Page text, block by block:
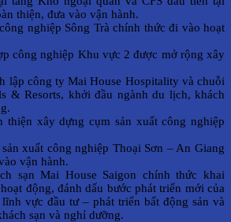
thiện, đưa vào vận hành.
nghiệp Sông Trà chính thức đi vào hoạt
công nghiệp Khu vực 2 được mở rộng xây
lập công ty Mai House Hospitality và chuỗi
& Resorts, khởi đầu ngành du lịch, khách
thiện xây dựng cụm sản xuất công nghiệp
xuất công nghiệp Thoại Sơn – An Giang
vận hành.
sạn Mai House Saigon chính thức khai
động, đánh dấu bước phát triển mới của
vực đầu tư – phát triển bất động sản và
sạn và nghỉ dưỡng.